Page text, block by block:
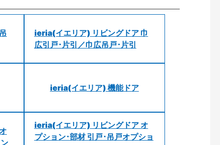
ieria(イエリア) リビングドア 巾
広引戸･片引／巾広吊戸･片引
ieria(イエリア) 機能ドア
ieria(イエリア) リビングドア オ
プション･部材 引戸･吊戸オプショ